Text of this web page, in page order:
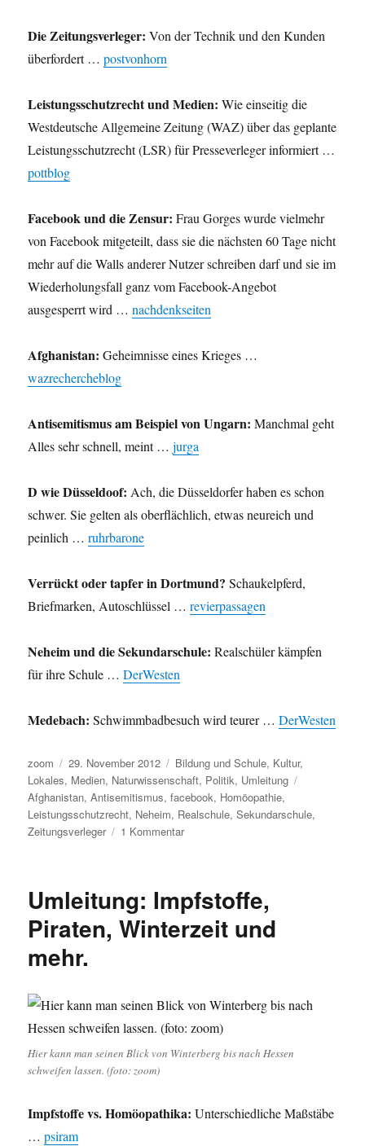
Die Zeitungsverleger: Von der Technik und den Kunden
überfordert …postvonhorn
Leistungsschutzrecht und Medien: Wie einseitig die
Westdeutsche Allgemeine Zeitung (WAZ) über das geplante
Leistungsschutzrecht (LSR) für Presseverleger informiert …
pottblog
Facebook und die Zensur: Frau Gorges wurde vielmehr
von Facebook mitgeteilt, dass sie die nächsten 60 Tage nicht
mehr auf die Walls anderer Nutzer schreiben darf und sie im
Wiederholungsfall ganz vom Facebook-Angebot
ausgesperrt wird …nachdenkseiten
Afghanistan: Geheimnisse eines Krieges …
wazrechercheblog
Antisemitismus am Beispiel von Ungarn: Manchmal geht
Alles sehr schnell, meint …jurga
D wie Düsseldoof: Ach, die Düsseldorfer haben es schon
schwer. Sie gelten als oberflächlich, etwas neureich und
peinlich …ruhrbarone
Verrückt oder tapfer in Dortmund? Schaukelpferd,
Briefmarken, Autoschlüssel …revierpassagen
Neheim und die Sekundarschule: Realschüler kämpfen
für ihre Schule …DerWesten
Medebach: Schwimmbadbesuch wird teurer …DerWesten
Autor
zoom
Veröffentlicht
am
29. November 2012 Kategorien
Bildung und Schule, Kultur,
Lokales, Medien, Naturwissenschaft, Politik, Umleitung
Afghanistan,Antisemitismus,facebook, Homöopathie,
Leistungsschutzrecht, Neheim, Realschule,Sekundarschule,
Zeitungsverleger
1 Kommentarzu
in
Winterberg
bis
Medebach.
Umleitung: Impfstoffe,
Piraten, Winterzeit und
mehr.
Hier kann man seinen Blick von Winterberg bis nach Hessen
schweifen lassen. (foto: zoom)
Impfstoffe vs. Homöopathika: Unterschiedliche Maßstäbe
…psiram